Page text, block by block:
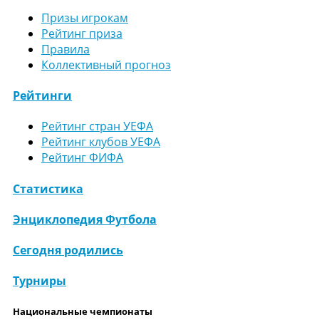
Призы игрокам
Рейтинг приза
Правила
Коллективный прогноз
Рейтинги
Рейтинг стран УЕФА
Рейтинг клубов УЕФА
Рейтинг ФИФА
Статистика
Энциклопедия Футбола
Сегодня родились
Турниры
Национальные чемпионаты